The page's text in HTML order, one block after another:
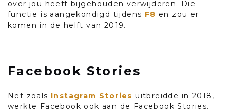
over jou heeft bijgehouden verwijderen. Die
functie is aangekondigd tijdens F8 en zou er
komen in de helft van 2019.
Facebook Stories
Net zoals Instagram Stories uitbreidde in 2018,
werkte Facebook ook aan de Facebook Stories.